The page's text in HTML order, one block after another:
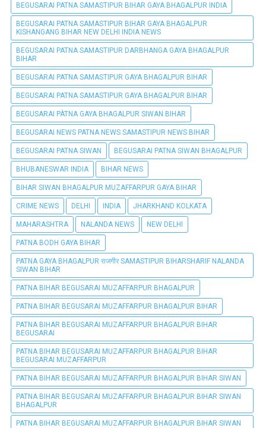
BEGUSARAI PATNA SAMASTIPUR BIHAR GAYA BHAGALPUR INDIA
BEGUSARAI PATNA SAMASTIPUR BIHAR GAYA BHAGALPUR
KISHANGANG BIHAR NEW DELHI INDIA NEWS
BEGUSARAI PATNA SAMASTIPUR DARBHANGA GAYA BHAGALPUR
BIHAR
BEGUSARAI PATNA SAMASTIPUR GAYA BHAGALPUR BIHAR
BEGUSARAI PATNA SAMASTIPUR GAYA BHAGALPUR BIHAR
BEGUSARAI PÀTNA GAYA BHAGALPUR SIWAN BIHAR
BEGUSARAI NEWS PATNA NEWS SAMASTIPUR NEWS BIHAR
BEGUSARAI PATNA SIWAN BEGUSARAI PATNA SIWAN BHAGALPUR
BHUBANESWAR INDIA BIHAR NEWS
BIHAR SIWAN BHAGALPUR MUZAFFARPUR GAYA BIHAR
CRIME NEWS DELHI INDIA JHARKHAND KOLKATA
MAHARASHTRA NALANDA NEWS NEW DELHI
PATNA BODH GAYA BIHAR
PATNA GAYA BHAGALPUR राजगीर SAMASTIPUR BIHARSHARIF NALANDA
SIWAN BIHAR
PATNA BIHAR BEGUSARAI MUZAFFARPUR BHAGALPUR
PATNA BIHAR BEGUSARAI MUZAFFARPUR BHAGALPUR BIHAR
PATNA BIHAR BEGUSARAI MUZAFFARPUR BHAGALPUR BIHAR
BEGUSARAI
PATNA BIHAR BEGUSARAI MUZAFFARPUR BHAGALPUR BIHAR
BEGUSARAI MUZAFFARPUR
PATNA BIHAR BEGUSARAI MUZAFFARPUR BHAGALPUR BIHAR SIWAN
PATNA BIHAR BEGUSARAI MUZAFFARPUR BHAGALPUR BIHAR SIWAN
BHAGALPUR
PATNA BIHAR BEGUSARAI MUZAFFARPUR BHAGALPUR BIHAR SIWAN